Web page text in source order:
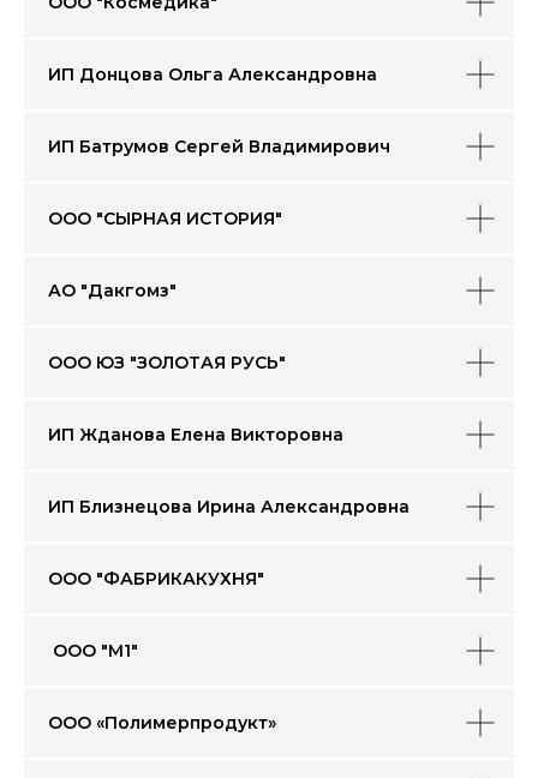
ИП Донцова Ольга Александровна
ИП Батрумов Сергей Владимирович
ООО "СЫРНАЯ ИСТОРИЯ"
АО "Дакгомз"
ООО ЮЗ "ЗОЛОТАЯ РУСЬ"
ИП Жданова Елена Викторовна
ИП Близнецова Ирина Александровна
ООО "ФАБРИКАКУХНЯ"
ООО "М1"
ООО «Полимерпродукт»